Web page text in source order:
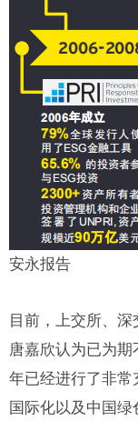
安永报告
目前，上交所、
唐嘉欣认为已为
年已经进行了非常
国际化以及中国